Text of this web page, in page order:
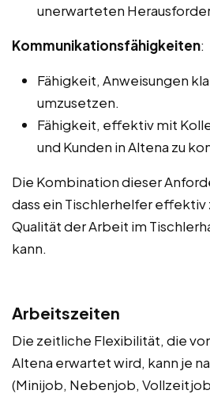
unerwarteten
Kommunikationsfähigkeiten:
Fähigkeit, Anweisungen
umzusetzen.
Fähigkeit, effektiv mit
und Kunden in Altena zu
Die Kombination dieser
dass ein Tischlerhelfer effektiv
Qualität der Arbeit im
kann.
Arbeitszeiten
Die zeitliche Flexibilität, die
Altena erwartet wird, kann je
(Minijob, Nebenjob,